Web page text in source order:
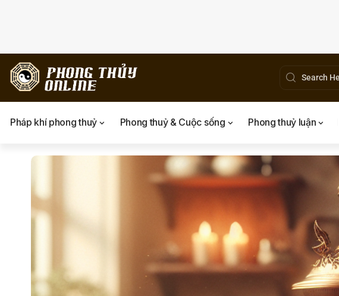
Pháp khí phong thuỷ Phong thuỷ & Cuộc sống Phong thuỷ luận